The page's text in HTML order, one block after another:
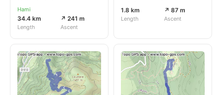
Hami
34.4 km
Length
↗ 241 m
Ascent
1.8 km
Length
↗ 87 m
Ascent